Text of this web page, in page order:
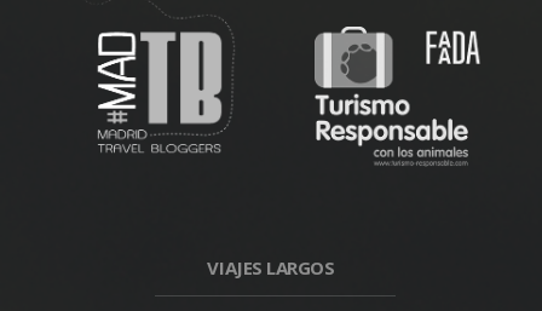
VIAJES LARGOS